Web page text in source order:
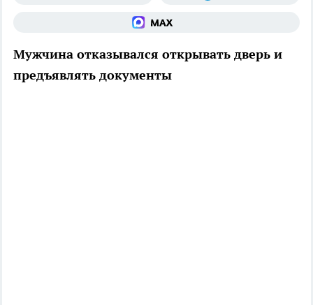
Мужчина отказывался открывать дверь и
предъявлять документы